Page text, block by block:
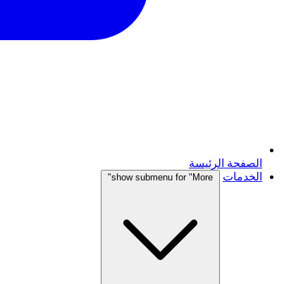
الصفحة الرئيسة
الخدمات
show submenu for "More"